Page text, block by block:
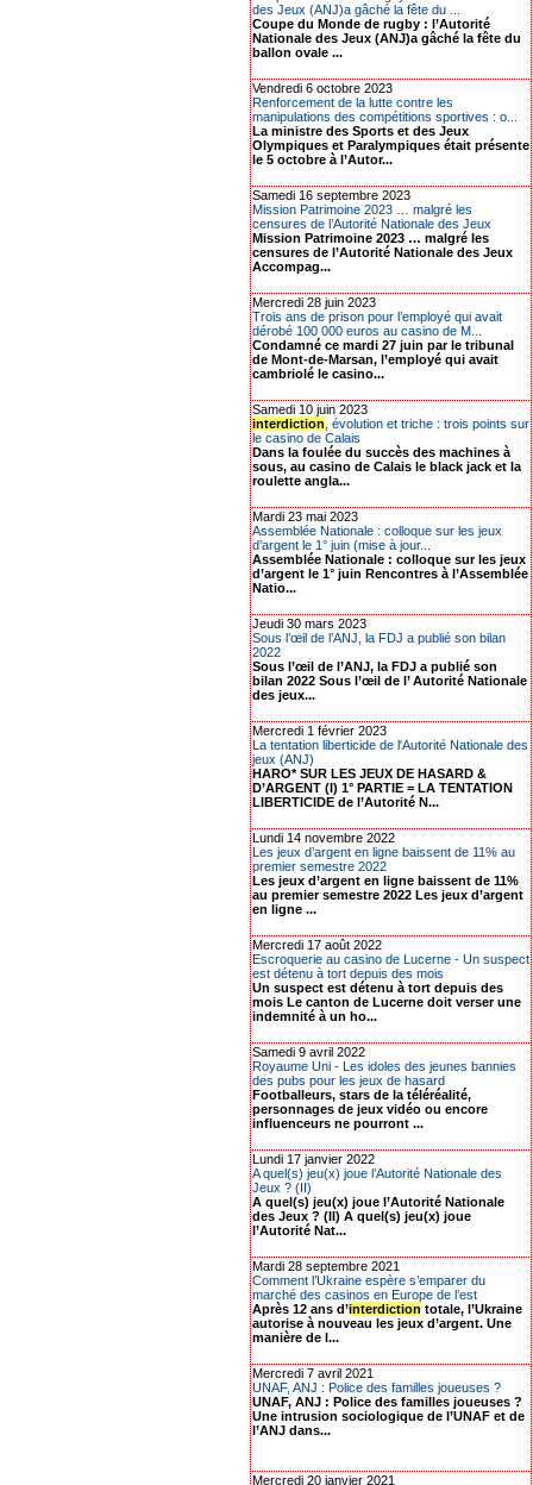
des Jeux (ANJ)a gâché la fête du ...
Coupe du Monde de rugby : l’Autorité
Nationale des Jeux (ANJ)a gâché la fête du
ballon ovale ...
Vendredi 6 octobre 2023
Renforcement de la lutte contre les
manipulations des compétitions sportives : o...
La ministre des Sports et des Jeux
Olympiques et Paralympiques était présente
le 5 octobre à l’Autor...
Samedi 16 septembre 2023
Mission Patrimoine 2023 … malgré les
censures de l’Autorité Nationale des Jeux
Mission Patrimoine 2023 … malgré les
censures de l’Autorité Nationale des Jeux
Accompag...
Mercredi 28 juin 2023
Trois ans de prison pour l’employé qui avait
dérobé 100 000 euros au casino de M...
Condamné ce mardi 27 juin par le tribunal
de Mont-de-Marsan, l’employé qui avait
cambriolé le casino...
Samedi 10 juin 2023
interdiction , évolution et triche : trois points sur
le casino de Calais
Dans la foulée du succès des machines à
sous, au casino de Calais le black jack et la
roulette angla...
Mardi 23 mai 2023
Assemblée Nationale : colloque sur les jeux
d’argent le 1° juin (mise à jour...
Assemblée Nationale : colloque sur les jeux
d’argent le 1° juin Rencontres à l’Assemblée
Natio...
Jeudi 30 mars 2023
Sous l’œil de l’ANJ, la FDJ a publié son bilan
2022
Sous l’œil de l’ANJ, la FDJ a publié son
bilan 2022 Sous l’œil de l’ Autorité Nationale
des jeux...
Mercredi 1 février 2023
La tentation liberticide de l'Autorité Nationale des
jeux (ANJ)
HARO* SUR LES JEUX DE HASARD &
D’ARGENT (I) 1° PARTIE = LA TENTATION
LIBERTICIDE de l’Autorité N...
Lundi 14 novembre 2022
Les jeux d’argent en ligne baissent de 11% au
premier semestre 2022
Les jeux d’argent en ligne baissent de 11%
au premier semestre 2022 Les jeux d’argent
en ligne ...
Mercredi 17 août 2022
Escroquerie au casino de Lucerne - Un suspect
est détenu à tort depuis des mois
Un suspect est détenu à tort depuis des
mois Le canton de Lucerne doit verser une
indemnité à un ho...
Samedi 9 avril 2022
Royaume Uni - Les idoles des jeunes bannies
des pubs pour les jeux de hasard
Footballeurs, stars de la téléréalité,
personnages de jeux vidéo ou encore
influenceurs ne pourront ...
Lundi 17 janvier 2022
A quel(s) jeu(x) joue l’Autorité Nationale des
Jeux ? (II)
A quel(s) jeu(x) joue l’Autorité Nationale
des Jeux ? (II) A quel(s) jeu(x) joue
l’Autorité Nat...
Mardi 28 septembre 2021
Comment l’Ukraine espère s’emparer du
marché des casinos en Europe de l’est
Après 12 ans d’interdiction totale, l’Ukraine
autorise à nouveau les jeux d’argent. Une
manière de l...
Mercredi 7 avril 2021
UNAF, ANJ : Police des familles joueuses ?
UNAF, ANJ : Police des familles joueuses ?
Une intrusion sociologique de l’UNAF et de
l’ANJ dans...
Mercredi 20 janvier 2021